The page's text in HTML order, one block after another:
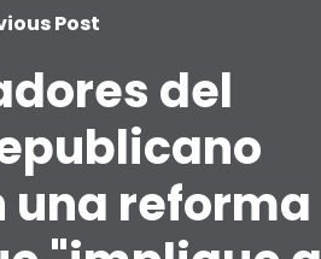
Post
del
una reforma